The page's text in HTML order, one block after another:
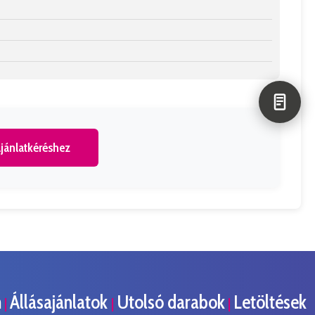
| Állásajánlatok | Utolsó darabok | Letöltések